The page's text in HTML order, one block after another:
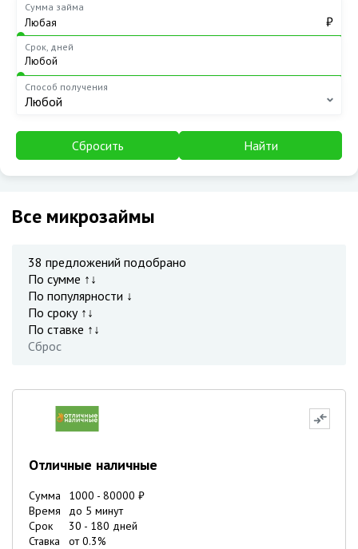
Сумма займа
₽
Срок, дней
Способ получения
Любой
Сбросить Найти
Все микрозаймы
38 предложений подобрано
По сумме ↑↓
По популярности ↓
По сроку ↑↓
По ставке ↑↓
Сброс
Отличные наличные
Сумма 1000 - 80000 ₽
Время
до 5 минут
Срок
30 - 180 дней
Ставка
от0.3%